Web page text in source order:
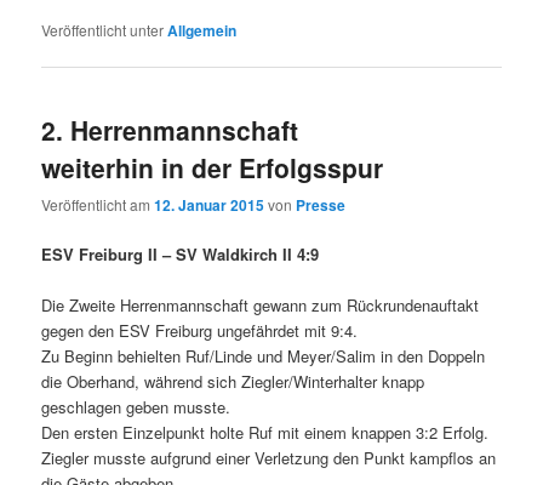
Veröffentlicht unterAllgemein
2. Herrenmannschaft
weiterhin in der Erfolgsspur
Veröffentlicht am12. Januar 2015von Presse
ESV Freiburg II – SV Waldkirch II 4:9
Die Zweite Herrenmannschaft gewann zum Rückrundenauftakt
gegen den ESV Freiburg ungefährdet mit 9:4.
Zu Beginn behielten Ruf/Linde und Meyer/Salim in den Doppeln
die Oberhand, während sich Ziegler/Winterhalter knapp
geschlagen geben musste.
Den ersten Einzelpunkt holte Ruf mit einem knappen 3:2 Erfolg.
Ziegler musste aufgrund einer Verletzung den Punkt kampflos an